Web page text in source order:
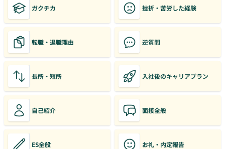
ガクチカ 挫折・苦労した経験
転職・退職理由 逆質問
長所・短所 入社後のキャリアプラン
自己紹介 面接全般
ES全般 お礼・内定報告